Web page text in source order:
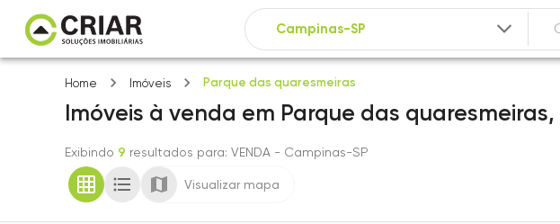
Home Imóveis Parque das quaresmeiras
Imóveis à venda em Parque das quaresmeiras,
Exibindo 9 resultados para: VENDA - Campinas-SP
Visualizar mapa